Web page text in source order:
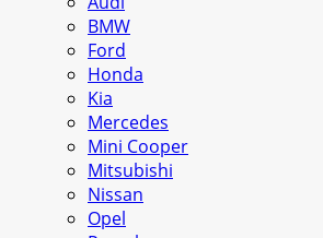
BMW
Ford
Honda
Kia
Mercedes
Mini Cooper
Mitsubishi
Nissan
Opel